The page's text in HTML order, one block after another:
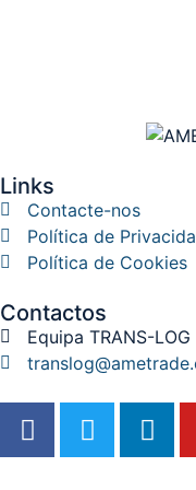
Links
Contacte-nos
Política de
Política de Cookies
Contactos
Equipa TRANS-LOG